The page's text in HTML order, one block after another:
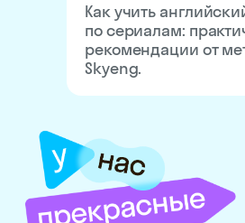
Как учить
по сериалам:
рекомендации от
Skyeng.